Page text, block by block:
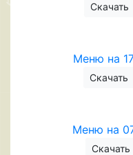
Скачать
Меню на
Скачать
Меню на
Скачать